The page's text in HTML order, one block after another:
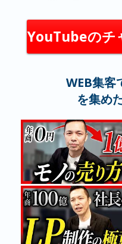
YouTubeのチ
WEB集客
を集め